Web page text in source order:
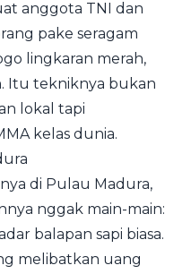
anggota TNI dan
pake seragam
lingkaran merah,
Itu tekniknya bukan
lokal tapi
kelas dunia.
di Pulau Madura,
nggak main-main:
balapan sapi biasa.
melibatkan uang